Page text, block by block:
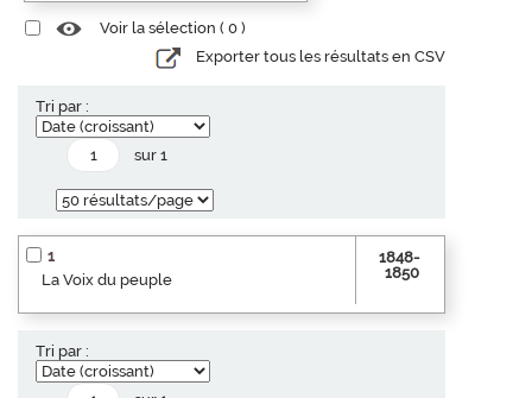
Voir la sélection ( 0 )
Exporter tous les résultats en CSV
Tri par :
sur 1
1
La Voix du peuple
1848-
1850
Tri par :